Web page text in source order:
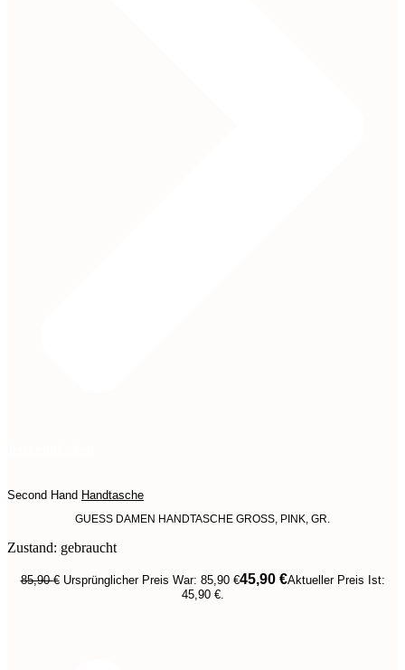
Second Hand Handtasche
GUESS DAMEN HANDTASCHE GROSS, PINK, GR.
Zustand: gebraucht
85,90€ Ursprünglicher Preis War: 85,90 €45,90 €Aktueller Preis Ist:
45,90 €.